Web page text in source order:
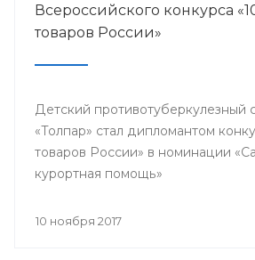
Всероссийского конкурса
товаров России»
Детский противотуберкулезный
«Толпар» стал дипломантом
товаров России» в номинации
курортная помощь»
10 ноября 2017